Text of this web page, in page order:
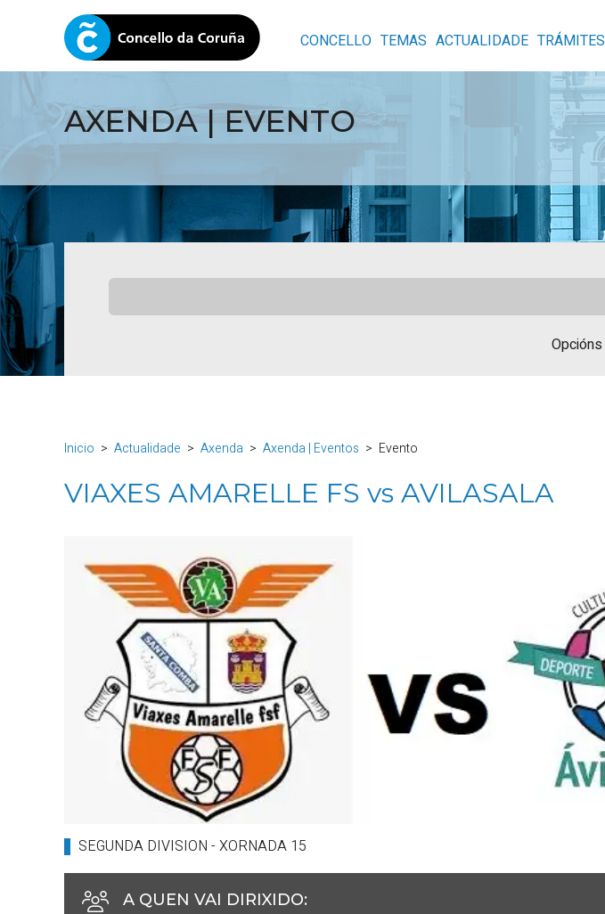
CONCELLO TEMAS ACTUALIDADE TRÁMITES
AXENDA | EVENTO
Opcións
Inicio Actualidade Axenda Axenda | Eventos Evento
VIAXES AMARELLE FS vs AVILASALA
SEGUNDA DIVISION - XORNADA 15
A QUEN VAI DIRIXIDO: